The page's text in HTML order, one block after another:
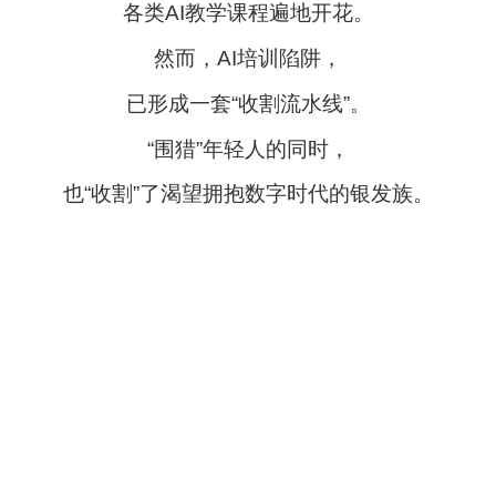
各类AI教学课程遍地开花。
然而，AI培训陷阱，
已形成一套“收割流水线”。
“围猎”年轻人的同时，
也“收割”了渴望拥抱数字时代的银发族。